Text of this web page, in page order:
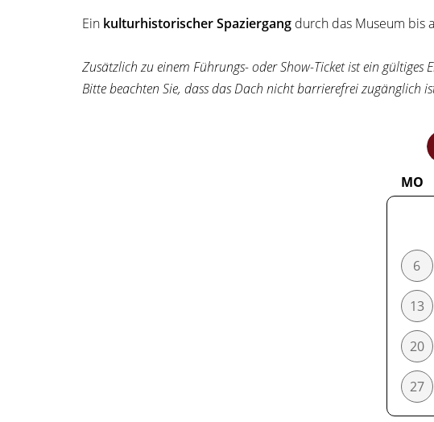
Ein kulturhistorischer Spaziergang durch das Museum bis
Zusätzlich zu einem Führungs- oder Show-Ticket ist ein gültiges
Bitte beachten Sie, dass das Dach nicht barrierefrei zugänglich
MO
6
13
20
27